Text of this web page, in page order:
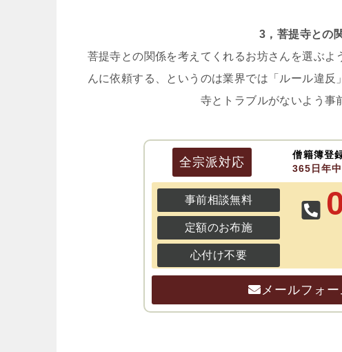
3，菩提寺との
菩提寺との関係を考えてくれるお坊さんを選ぶ
んに依頼する、というのは業界では「ルール違
寺とトラブルがないよう事
全宗派対応
僧籍簿登
365日年中
事前相談無料
定額のお布施
心付け不要
メールフォ